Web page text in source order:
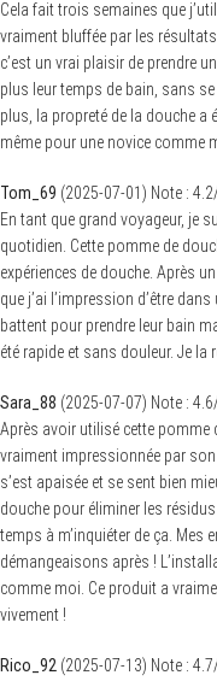
Cela fait trois semaines que
vraiment bluffée par les
c’est un vrai plaisir de prendre
plus leur temps de bain, sans
plus, la propreté de la douche a
même pour une novice comme
Tom_69 (2025-07-01) Note : 4.2
En tant que grand voyageur, je
quotidien. Cette pomme de
expériences de douche. Après
que j’ai l’impression d’être
battent pour prendre leur bain
été rapide et sans douleur. Je la
Sara_88 (2025-07-07) Note : 4.6
Après avoir utilisé cette pomme
vraiment impressionnée par son
s’est apaisée et se sent bien
douche pour éliminer les
temps à m’inquiéter de ça. Mes
démangeaisons après !
comme moi. Ce produit a
vivement !
Rico_92 (2025-07-13) Note : 4.7